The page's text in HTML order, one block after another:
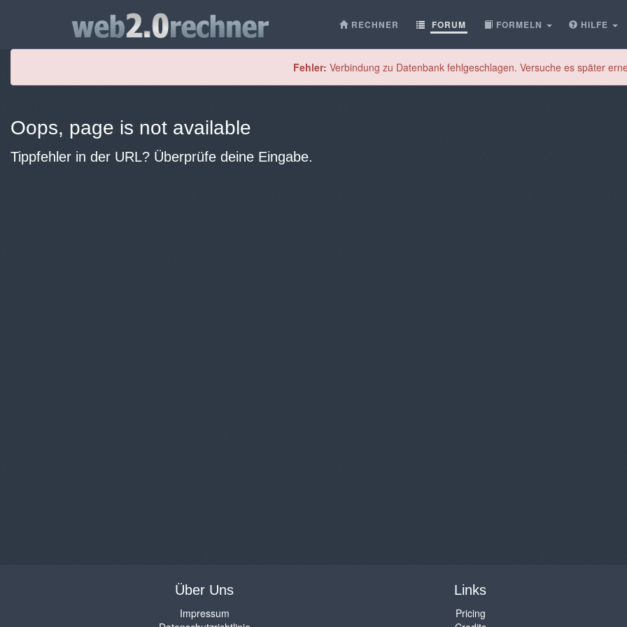
RECHNER FORUM FORMELN HILFE
Fehler: Verbindung zu Datenbank fehlgeschlagen. Versuche es später
Oops, page is not available
Tippfehler in der URL? Überprüfe deine Eingabe.
Über Uns
Impressum
Links
Pricing